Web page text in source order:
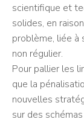
scientifique et
solides, en
problème, liée à
non régulier.
Pour pallier les
que la
nouvelles
sur des